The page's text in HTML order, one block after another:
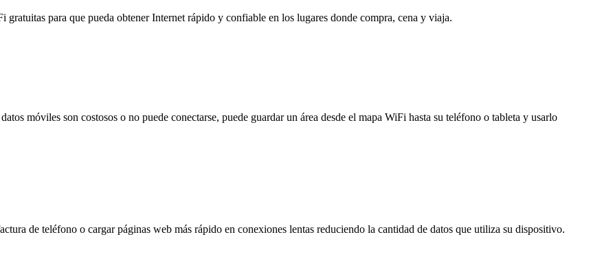
para que pueda obtener Internet rápido y confiable en los lugares donde compra, cena y viaja.
móviles son costosos o no puede conectarse, puede guardar un área desde el mapa WiFi hasta su teléfono o tableta y usarlo
de teléfono o cargar páginas web más rápido en conexiones lentas reduciendo la cantidad de datos que utiliza su dispositivo.